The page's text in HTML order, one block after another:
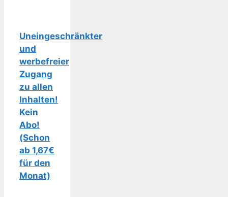
Uneingeschränkter
und
werbefreier
Zugang
zu allen
Inhalten!
Kein
Abo!
(Schon
ab 1,67€
für den
Monat)